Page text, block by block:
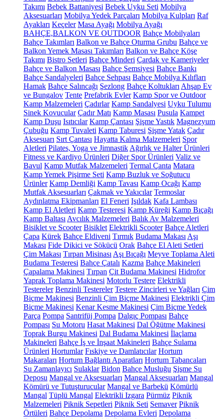
Takımı Bebek Battaniyesi Bebek Uyku Seti Mobilya
Aksesuarları Mobilya Yedek Parçaları Mobilya Kulpları Raf
Ayakları Keçeler Masa Ayağı Mobilya Ayağı
BAHÇE,BALKON VE OUTDOOR Bahçe Mobilyaları
Bahçe Takımları Balkon ve Bahçe Oturma Grubu Bahçe ve
Balkon Yemek Masası Takımları Balkon ve Bahçe Köşe
Takımı Bistro Setleri Bahçe Minderi Çardak ve Kameriyeler
Bahçe ve Balkon Masası Bahçe Şemsiyesi Bahçe Bankı
Bahçe Sandalyeleri Bahçe Sehpası Bahçe Mobilya Kılıfları
Hamak Bahçe Salıncağı Şezlong Bahçe Koltukları Ahşap Ev
ve Bungalov Tente Prefabrik Evler Kamp Spor ve Outdoor
Kamp Malzemeleri Çadırlar Kamp Sandalyesi Uyku Tulumu
Sinek Kovucular Çadır Matı Kamp Masası Pusula Kampet
Kamp Duşu Isıtıcılar Kamp Çantası Şişme Yastık Magnezyum
Çubuğu Kamp Tuvaleti Kamp Taburesi Şişme Yatak Çadır
Aksesuarı Sırt Çantası Hayatta Kalma Malzemeleri Spor
Aletleri Pilates, Yoga ve Jimnastik Ağırlık ve Halter Ürünleri
Fitness ve Kardiyo Ürünleri Diğer Spor Ürünleri Valiz ve
Bavul Kamp Mutfak Malzemeleri Termal Çanta Matara
Kamp Yemek Pişirme Seti Kamp Buzluk ve Soğutucu
Ürünler Kamp Demliği Kamp Tavası Kamp Ocağı Kamp
Mutfak Aksesuarları Çakmak ve Yakıcılar Termoslar
Aydınlatma Ekipmanları El Feneri Işıldak Kafa Lambası
Kamp El Aletleri Kamp Testeresi Kamp Küreği Kamp Bıçağı
Kamp Baltası Avcılık Malzemeleri Balık Av Malzemeleri
Bisiklet ve Scooter Bisiklet Elektrikli Scooter Bahçe Aletleri
Çapa Kürek Bahçe Eldiveni Tırmık Budama Makası Aşı
Makası Fide Dikici ve Sökücü Orak Bahçe El Aleti Setleri
Çim Makası Tırpan Misinası Aşı Bıçağı Meyve Toplama Aleti
Budama Testeresi Bahçe Çatalı Kazma Bahçe Makineleri
Çapalama Makinesi Tırpan Çit Budama Makinesi Hidrofor
Yaprak Toplama Makinesi Motorlu Testere Elektrikli
Testereler Benzinli Testereler Testere Zincirleri ve Yağları Çim
Biçme Makinesi Benzinli Çim Biçme Makinesi Elektrikli Çim
Biçme Makinesi Kenar Kesme Makinesi Çim Biçme Yedek
Parça Pompa Santrifüj Pompa Dalgıç Pompası Bahçe
Pompası Su Motoru Hasat Makinesi Dal Öğütme Makinesi
Toprak Burgu Makinesi Dal Budama Makinesi İlaçlama
Makineleri Bahçe İş ve İnşaat Makineleri Bahçe Sulama
Ürünleri Hortumlar Fıskiye ve Damlatıcılar Hortum
Makaraları Hortum Bağlantı Aparatları Hortum Tabancaları
Su Zamanlayıcı Sulaklar Bidon Bahçe Musluğu Şişme Su
Deposu Mangal ve Aksesuarları Mangal Aksesuarları Mangal
Kömürü ve Tutuşturucular Mangal ve Barbekü Kömürlü
Mangal Tüplü Mangal Elektrikli Izgara Pürmüz Piknik
Malzemeleri Piknik Sepetleri Piknik Seti Semaver Piknik
Örtüleri Bahçe Depolama Depolama Evleri Depolama